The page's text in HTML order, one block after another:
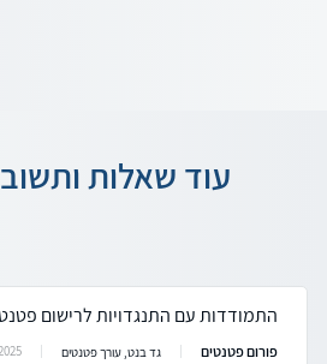
עוד שאלות
התמודדות עם התנגדויות לרישום
פורום פטנטים גד בנט, עורך פטנטים